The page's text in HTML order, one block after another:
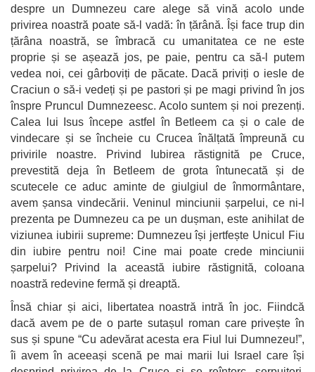
despre un Dumnezeu care alege să vină acolo unde
privirea noastră poate să-l vadă: în țărână. Își face trup din
țărâna noastră, se îmbracă cu umanitatea ce ne este
proprie și se așează jos, pe paie, pentru ca să-l putem
vedea noi, cei gârboviți de păcate. Dacă priviți o iesle de
Craciun o să-i vedeți și pe pastori și pe magi privind în jos
înspre Pruncul Dumnezeesc. Acolo suntem și noi prezenți.
Calea lui Isus începe astfel în Betleem ca și o cale de
vindecare și se încheie cu Crucea înălțată împreună cu
privirile noastre. Privind Iubirea răstignită pe Cruce,
prevestită deja în Betleem de grota întunecată și de
scutecele ce aduc aminte de giulgiul de înmormântare,
avem șansa vindecării. Veninul minciunii șarpelui, ce ni-l
prezenta pe Dumnezeu ca pe un dușman, este anihilat de
viziunea iubirii supreme: Dumnezeu își jertfește Unicul Fiu
din iubire pentru noi! Cine mai poate crede minciunii
șarpelui? Privind la această iubire răstignită, coloana
noastră redevine fermă și dreaptă.
Însă chiar și aici, libertatea noastră intră în joc. Fiindcă
dacă avem pe de o parte sutașul roman care privește în
sus și spune “Cu adevărat acesta era Fiul lui Dumnezeu!”,
îi avem în aceeași scenă pe mai marii lui Israel care își